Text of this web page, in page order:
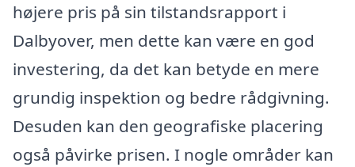
højere pris på sin tilstandsrapport i
Dalbyover, men dette kan være en god
investering, da det kan betyde en mere
grundig inspektion og bedre rådgivning.
Desuden kan den geografiske placering
også påvirke prisen. I nogle områder kan